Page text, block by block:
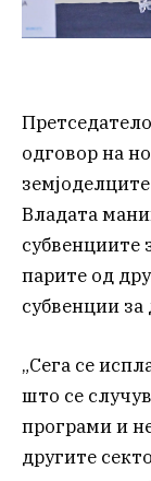
одговор на
Владата
субвенциите
парите од
субвенции за
„Сега се
што се
програми и
другите